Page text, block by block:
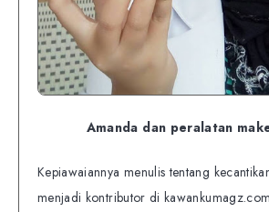
Amanda dan peralatan
Kepiawaiannya menulis tentang
menjadi kontributor di